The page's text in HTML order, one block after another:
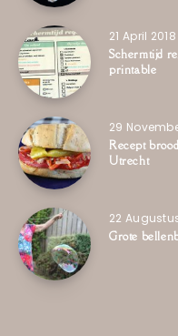
21 April 2018
Schermtijd
printable
29
Recept
Utrecht
22
Grote